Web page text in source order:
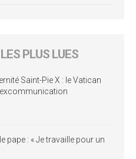
PLUS LUES
Saint-Pie X : le Vatican
pape : « Je travaille pour un